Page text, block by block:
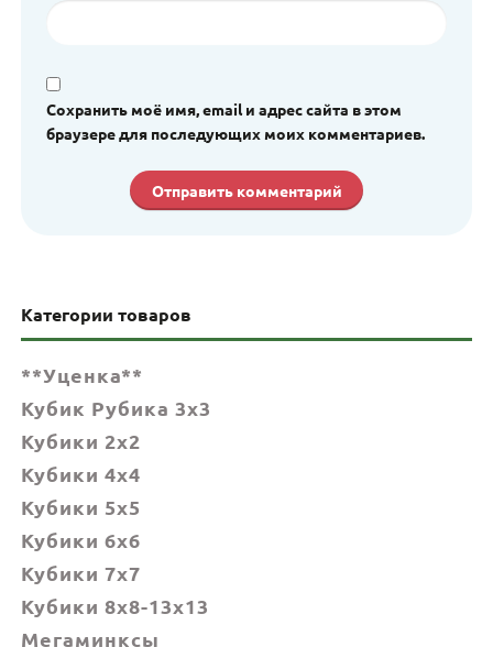
Сохранить моё имя, email и адрес сайта в этом
браузере для последующих моих комментариев.
Категории товаров
**Уценка**
Кубик Рубика 3x3
Кубики 2x2
Кубики 4x4
Кубики 5x5
Кубики 6х6
Кубики 7х7
Кубики 8x8-13x13
Мегаминксы